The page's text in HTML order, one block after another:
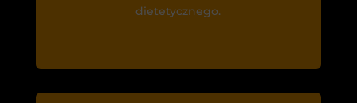
dietetycznego.